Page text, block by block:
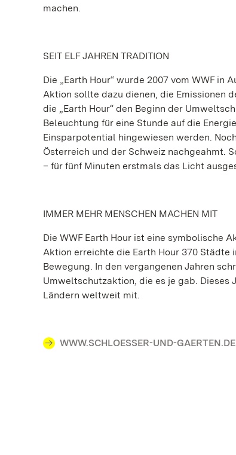
machen.
SEIT ELF JAHREN TRADITION
Die „Earth Hour“ wurde 2007 vom WWF
Aktion sollte dazu dienen, die Emissionen
die „Earth Hour“ den Beginn der
Beleuchtung für eine Stunde auf die
Einsparpotential hingewiesen werden.
Österreich und der Schweiz nachgeahmt.
– für fünf Minuten erstmals das Licht
IMMER MEHR MENSCHEN MACHEN MIT
Die WWF Earth Hour ist eine symbolische
Aktion erreichte die Earth Hour 370 Städte
Bewegung. In den vergangenen Jahren
Umweltschutzaktion, die es je gab. Dieses
Ländern weltweit mit.
WWW.SCHLOESSER-UND-GAERTEN.DE